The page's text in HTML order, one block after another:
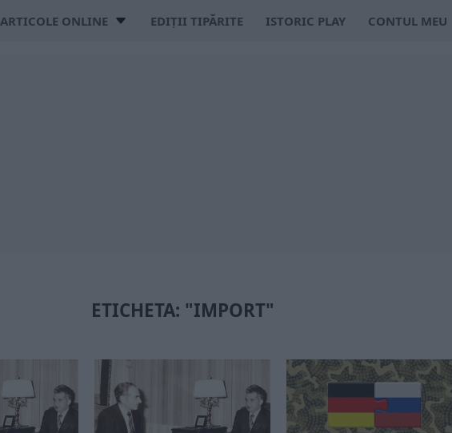
ARTICOLE ONLINE EDIȚII TIPĂRITE ISTORIC PLAY CONTUL MEU
ETICHETA: "IMPORT"